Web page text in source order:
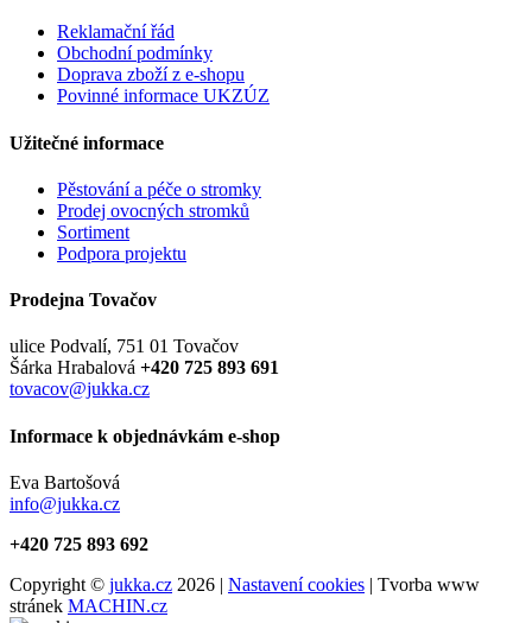
Reklamační řád
Obchodní podmínky
Doprava zboží z e-shopu
Povinné informace UKZÚZ
Užitečné informace
Pěstování a péče o stromky
Prodej ovocných stromků
Sortiment
Podpora projektu
Prodejna Tovačov
ulice Podvalí, 751 01 Tovačov
Šárka Hrabalová +420 725 893 691
tovacov@jukka.cz
Informace k objednávkám e-shop
Eva Bartošová
info@jukka.cz
+420 725 893 692
Copyright © jukka.cz 2026 | Nastavení cookies | Tvorba www
stránek MACHIN.cz